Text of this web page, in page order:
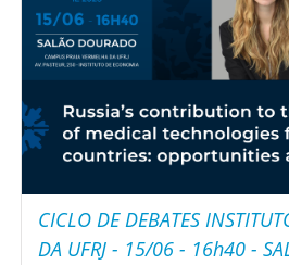
CICLO DE DEBATES
DA UFRJ - 15/06 - 16h40 -